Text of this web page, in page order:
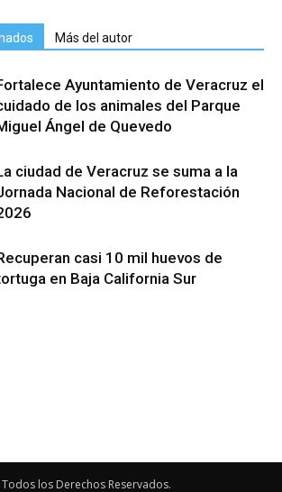
Más del autor
Ayuntamiento de Veracruz el
de los animales del Parque
Ángel de Quevedo
ciudad de Veracruz se suma a la
Nacional de Reforestación
casi 10 mil huevos de
en Baja California Sur
los Derechos Reservados.